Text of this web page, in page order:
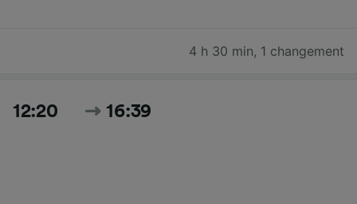
4 h 30 min, 1 changement
12:20 16:39